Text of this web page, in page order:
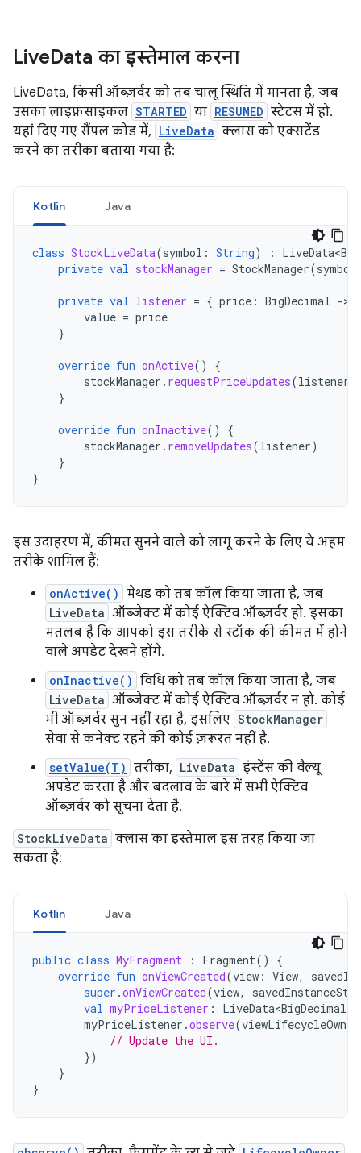
LiveData का इस्तेमाल करना
LiveData, किसी ऑब्ज़र्वर को तब चालू स्थिति में मानता है, जब
उसका लाइफ़साइकल STARTED या RESUMED स्टेटस में हो.
यहां दिए गए सैंपल कोड में, LiveData क्लास को एक्सटेंड
करने का तरीका बताया गया है:
Kotlin Java
class StockLiveData(symbol : String) :
private val stockManager = StockManager(symbol
private val listener = { price : BigDecimal -
value = price
}
override fun onActive()
{
stockManager . requestPriceUpdates(listener
}
override fun onInactive()
{
stockManager . removeUpdates(listener)
}
}
इस उदाहरण में, कीमत सुनने वाले को लागू करने के लिए ये अहम
तरीके शामिल हैं:
onActive() मेथड को तब कॉल किया जाता है, जब
LiveData ऑब्जेक्ट में कोई ऐक्टिव ऑब्ज़र्वर हो. इसका
मतलब है कि आपको इस तरीके से स्टॉक की कीमत में होने
वाले अपडेट देखने होंगे.
onInactive() विधि को तब कॉल किया जाता है, जब
LiveData ऑब्जेक्ट में कोई ऐक्टिव ऑब्ज़र्वर न हो. कोई
भी ऑब्ज़र्वर सुन नहीं रहा है, इसलिए StockManager
सेवा से कनेक्ट रहने की कोई ज़रूरत नहीं है.
setValue(T) तरीका, LiveData इंस्टेंस की वैल्यू
अपडेट करता है और बदलाव के बारे में सभी ऐक्टिव
ऑब्ज़र्वर को सूचना देता है.
StockLiveData क्लास का इस्तेमाल इस तरह किया जा
सकता है:
Kotlin Java
public class MyFragment : Fragment()
{
override fun onViewCreated(view : View,
super .onViewCreated(view,
val myPriceListener : LiveData<BigDecimal>
myPriceListener .observe(viewLifecycleOwner
// Update the UI.
})
}
}